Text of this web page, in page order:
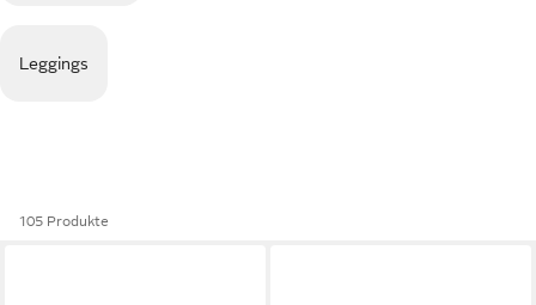
Leggings
105 Produkte